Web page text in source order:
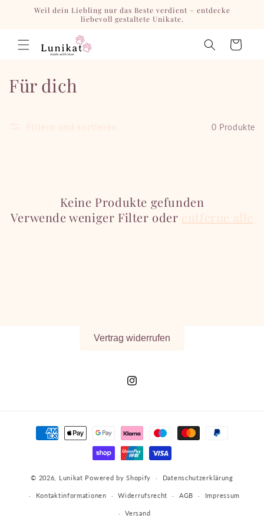
Weil dein Liebling nur das Beste verdient – entdecke
liebevoll gestaltete Unikate.
Warenkorb
K
t
r
Für dich
Filtern und sortieren 0 Produkte
Keine Produkte gefunden
Verwende weniger Filter oder entferne alle
Vertrag widerrufen
Instagram
Zahlungsmethoden
© 2026, Lunikat Powered by Shopify Datenschutzerklärung
Kontaktinformationen Widerrufsrecht AGB Impressum
Versand